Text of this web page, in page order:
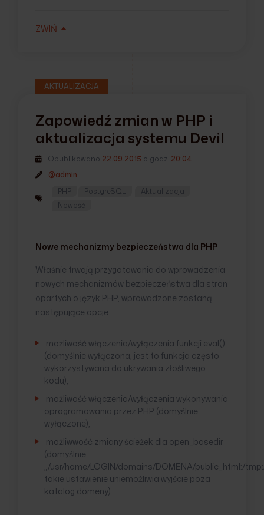
ZWIŃ
AKTUALIZACJA
Zapowiedź zmian w PHP i
aktualizacja systemu Devil
Opublikowano 22.09.2015 o godz. 20:04
@admin
PHP
PostgreSQL
Aktualizacja
Nowość
Nowe mechanizmy bezpieczeństwa dla PHP
Właśnie trwają przygotowania do wprowadzenia
nowych mechanizmów bezpieczeństwa dla stron
opartych o język PHP, wprowadzone zostaną
następujące opcje:
możliwość włączenia/wyłączenia funkcji eval()
(domyślnie wyłączona, jest to funkcja często
wykorzystywana do ukrywania złośliwego
kodu),
możliwość włączenia/wyłączenia wykonywania
oprogramowania przez PHP (domyślnie
wyłączone),
możliwwość zmiany ścieżek dla open_basedir
(domyślnie
„/usr/home/LOGIN/domains/DOMENA/public_html:/
takie ustawienie uniemożliwia wyjście poza
katalog domeny)